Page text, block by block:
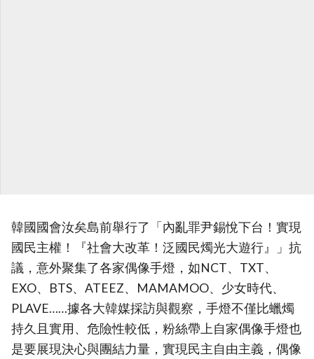
韓國國會汝矣島前舉行了「內亂罪尹錫悅下台！實現
國民主權！『社會大改革！泛國民燭光大遊行』」抗
議，意外聚集了各家偶像手燈，如NCT、TXT、
EXO、BTS、ATEEZ、MAMAMOO、少女時代、
PLAVE……據各大韓媒採訪與觀察，手燈不僅比蠟燭
持久且實用、危險性較低，粉絲帶上自家偶像手燈也
是要展現決心與團結力量，實現民主自由主義，偶像